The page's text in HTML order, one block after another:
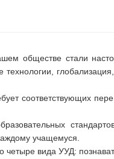
обществе стали
соответствующих
учащемуся.
четыре вида УУД: